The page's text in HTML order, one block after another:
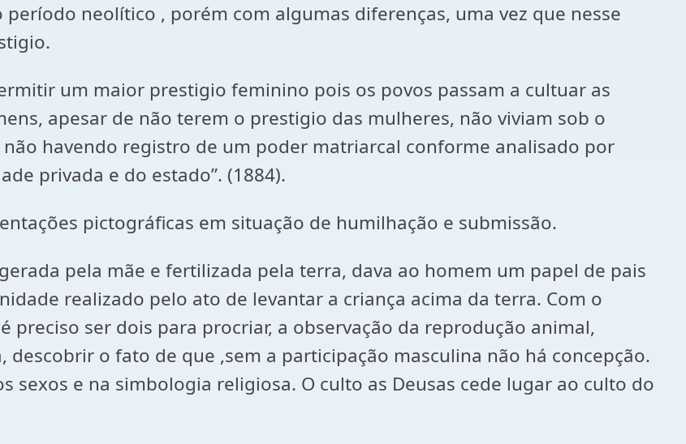
neolítico , porém com algumas diferenças, uma vez que nesse
um maior prestigio feminino pois os povos passam a cultuar as
apesar de não terem o prestigio das mulheres, não viviam sob o
havendo registro de um poder matriarcal conforme analisado por
privada e do estado”. (1884).
pictográficas em situação de humilhação e submissão.
pela mãe e fertilizada pela terra, dava ao homem um papel de pais
realizado pelo ato de levantar a criança acima da terra. Com o
ser dois para procriar, a observação da reprodução animal,
o fato de que ,sem a participação masculina não há concepção.
sexos e na simbologia religiosa. O culto as Deusas cede lugar ao culto do